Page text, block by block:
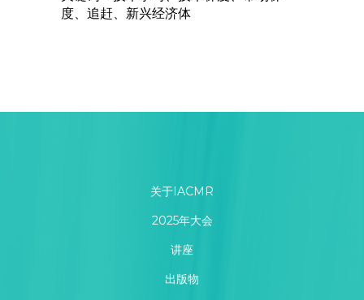
度、追赶、新兴经济体
关于IACMR
2025年大会
讲座
出版物